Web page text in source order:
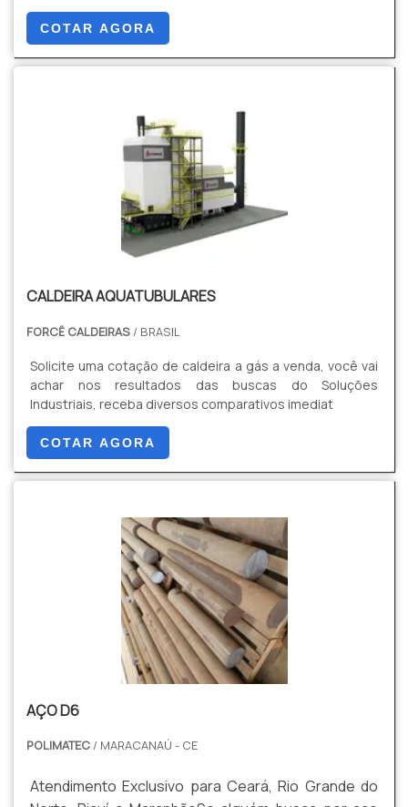
COTAR AGORA
CALDEIRA AQUATUBULARES
FORCË CALDEIRAS / BRASIL
Solicite uma cotação de caldeira a gás a venda, você vai
achar nos resultados das buscas do Soluções
Industriais, receba diversos comparativos imediat
COTAR AGORA
AÇO D6
POLIMATEC / MARACANAÚ - CE
Atendimento Exclusivo para Ceará, Rio Grande do